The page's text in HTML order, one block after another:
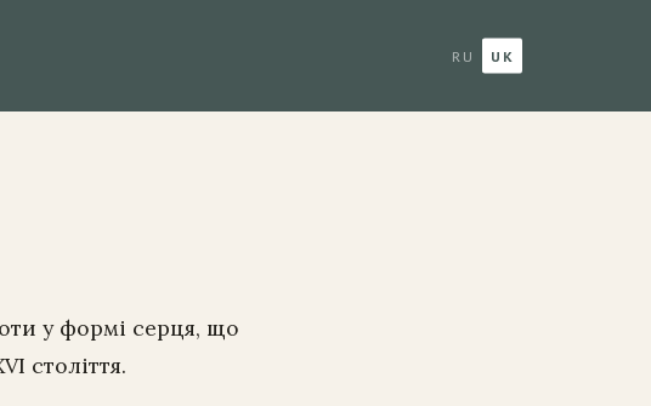
RU UK
у формі серця, що
століття.